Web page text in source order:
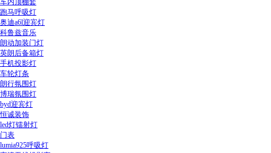
车内顶棚套
跑马呼吸灯
奥迪a6l迎宾灯
科鲁兹音乐
朗动加装门灯
英朗后备箱灯
手机投影灯
车轮灯条
朗行氛围灯
博瑞氛围灯
byd迎宾灯
恒诚装饰
led灯镭射灯
门表
lumia925呼吸灯